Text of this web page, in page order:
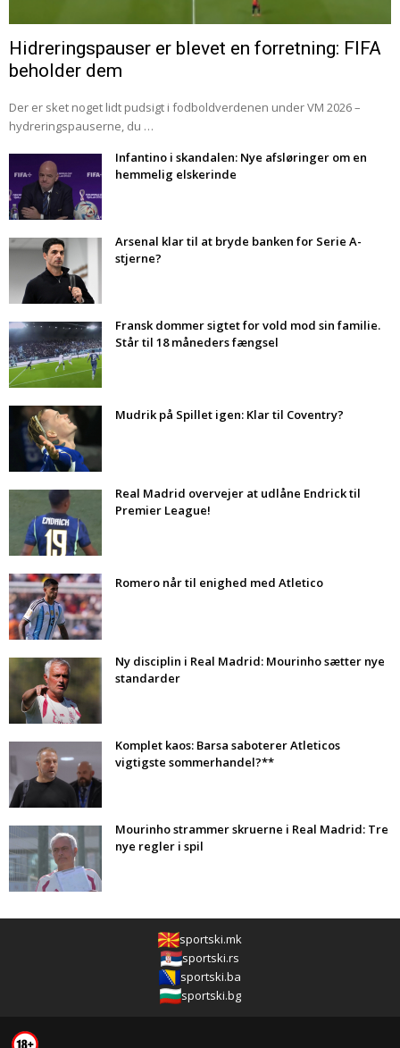
Hidreringspauser er blevet en forretning: FIFA
beholder dem
Der er sket noget lidt pudsigt i fodboldverdenen under VM 2026 –
hydreringspauserne, du …
Infantino i skandalen: Nye afsløringer om en
hemmelig elskerinde
Arsenal klar til at bryde banken for Serie A-
stjerne?
Fransk dommer sigtet for vold mod sin familie.
Står til 18 måneders fængsel
Mudrik på Spillet igen: Klar til Coventry?
Real Madrid overvejer at udlåne Endrick til
Premier League!
Romero når til enighed med Atletico
Ny disciplin i Real Madrid: Mourinho sætter nye
standarder
Komplet kaos: Barsa saboterer Atleticos
vigtigste sommerhandel?**
Mourinho strammer skruerne i Real Madrid: Tre
nye regler i spil
sportski.mk
sportski.rs
sportski.ba
sportski.bg